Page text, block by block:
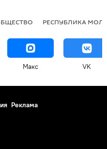
РЕСПУБЛИКА
Макс VK
Реклама